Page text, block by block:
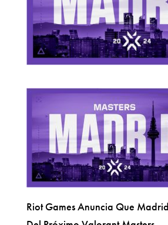
Riot Games Anuncia Que